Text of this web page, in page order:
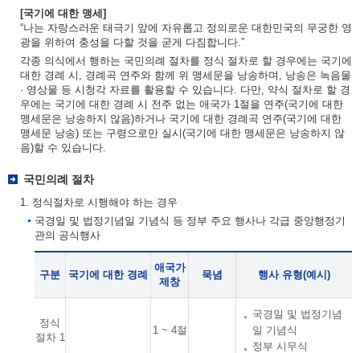
[국기에 대한 맹세]
“나는 자랑스러운 태극기 앞에 자유롭고 정의로운 대한민국의 무궁한 영
광을 위하여 충성을 다할 것을 굳게 다짐합니다.”
각종 의식에서 행하는 국민의례 절차를 정식 절차로 할 경우에는 국기에
대한 경례 시, 경례곡 연주와 함께 위 맹세문을 낭송하며, 낭송은 녹음물
· 영상물 등 시청각 자료를 활용할 수 있습니다. 다만, 약식 절차로 할 경
우에는 국기에 대한 경례 시 전주 없는 애국가 1절을 연주(국기에 대한
맹세문은 낭송하지 않음)하거나 국기에 대한 경례곡 연주(국기에 대한
맹세문 낭송) 또는 구령으로만 실시(국기에 대한 맹세문은 낭송하지 않
음)할 수 있습니다.
국민의례 절차
1. 정식절차로 시행해야 하는 경우
국경일 및 법정기념일 기념식 등 정부 주요 행사나 각급 중앙행정기
관의 공식행사
구분 국기에 대한 경례
애국가
제창
묵념 행사 유형(예시)
정식
절차 1
1 ~ 4절
국경일 및 법정기념
일 기념식
정부 시무식